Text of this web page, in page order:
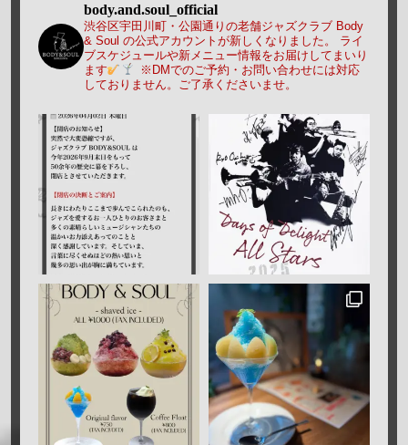
body.and.soul_official
渋谷区宇田川町・公園通りの老舗ジャズクラブ Body
& Soul の公式アカウントが新しくなりました。
ライ
ブスケジュールや新メニュー情報をお届けしてまいり
ます
※DMでのご予約・お問い合わせには対応
しておりません。ご了承くださいませ。